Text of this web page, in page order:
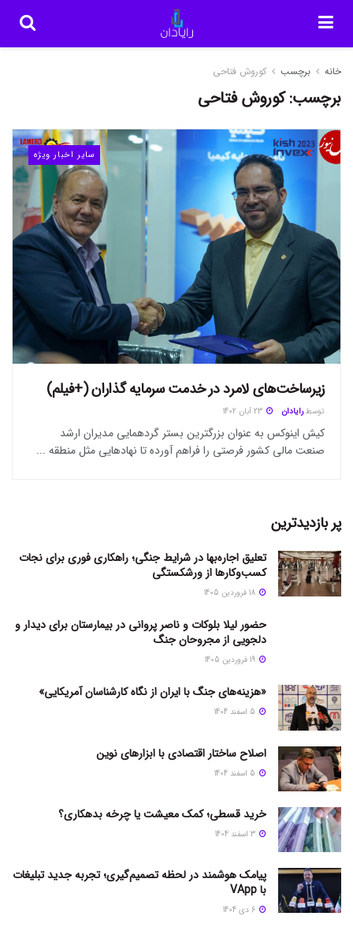
خانه برچسب کوروش فتاحی
برچسب:کوروش فتاحی
سایر اخبار ویژه
زیرساخت‌های لامرد در خدمت سرمایه گذاران (+فیلم)
توسط رایادان
کیش اینوکس به عنوان بزرگترین بستر گردهمایی مدیران ارشد
صنعت مالی کشور فرصتی را فراهم آورده تا نهادهایی مثل منطقه ...
پر بازدیدترین
تعلیق اجاره‌بها در شرایط جنگی؛ راهکاری فوری برای نجات
کسب‌وکارها از ورشکستگی
حضور لیلا بلوکات و ناصر پروانی در بیمارستان برای دیدار و
دلجویی از مجروحان جنگ
«هزینه‌های جنگ با ایران از نگاه کارشناسان آمریکایی»
اصلاح ساختار اقتصادی با ابزارهای نوین
خرید قسطی؛ کمک معیشت یا چرخه بدهکاری؟
پیامک هوشمند در لحظه تصمیم‌گیری؛ تجربه جدید تبلیغات
با VApp